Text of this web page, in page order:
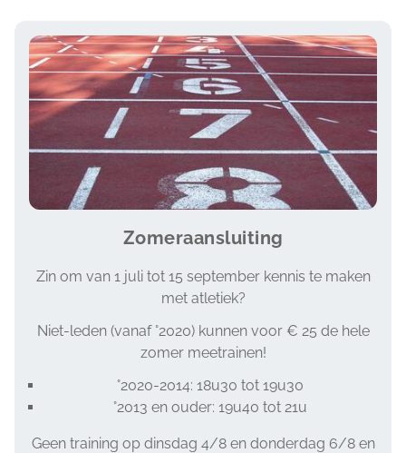
Image
Zomeraansluiting
Zin om van 1 juli tot 15 september kennis te maken
met atletiek?
Niet-leden (vanaf °2020) kunnen voor € 25 de hele
zomer meetrainen!
°2020-2014: 18u30 tot 19u30
°2013 en ouder: 19u40 tot 21u
Geen training op dinsdag 4/8 en donderdag 6/8 en